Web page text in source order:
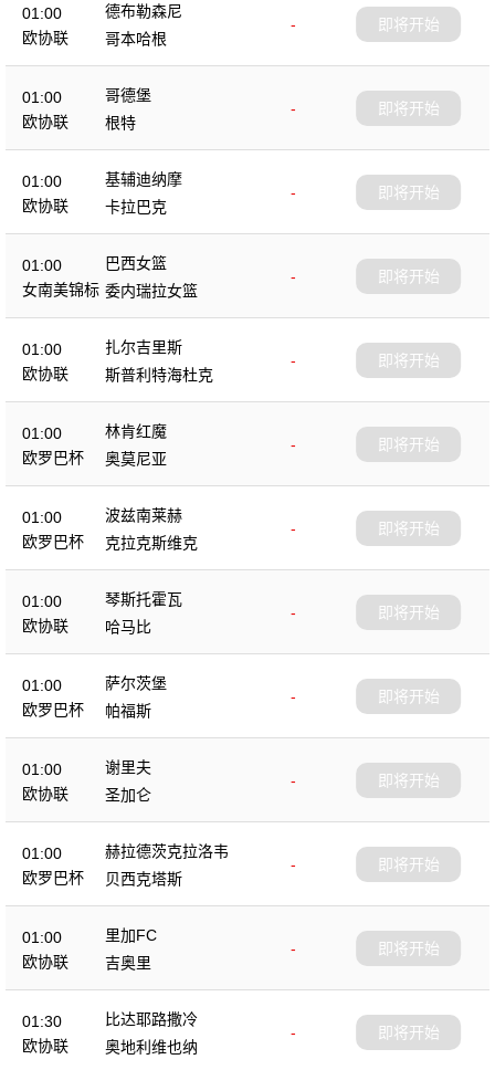
01:00
欧协联
德布勒森尼
-
哥本哈根
即将开始
01:00
欧协联
哥德堡
-
根特
即将开始
01:00
欧协联
基辅迪纳摩
-
卡拉巴克
即将开始
01:00
女南美锦标
巴西女篮
-
委内瑞拉女篮
即将开始
01:00
欧协联
扎尔吉里斯
-
斯普利特海杜克
即将开始
01:00
欧罗巴杯
林肯红魔
-
奥莫尼亚
即将开始
01:00
欧罗巴杯
波兹南莱赫
-
克拉克斯维克
即将开始
01:00
欧协联
琴斯托霍瓦
-
哈马比
即将开始
01:00
欧罗巴杯
萨尔茨堡
-
帕福斯
即将开始
01:00
欧协联
谢里夫
-
圣加仑
即将开始
01:00
欧罗巴杯
赫拉德茨克拉洛韦
-
贝西克塔斯
即将开始
01:00
欧协联
里加FC
-
吉奥里
即将开始
01:30
欧协联
比达耶路撒冷
-
奥地利维也纳
即将开始